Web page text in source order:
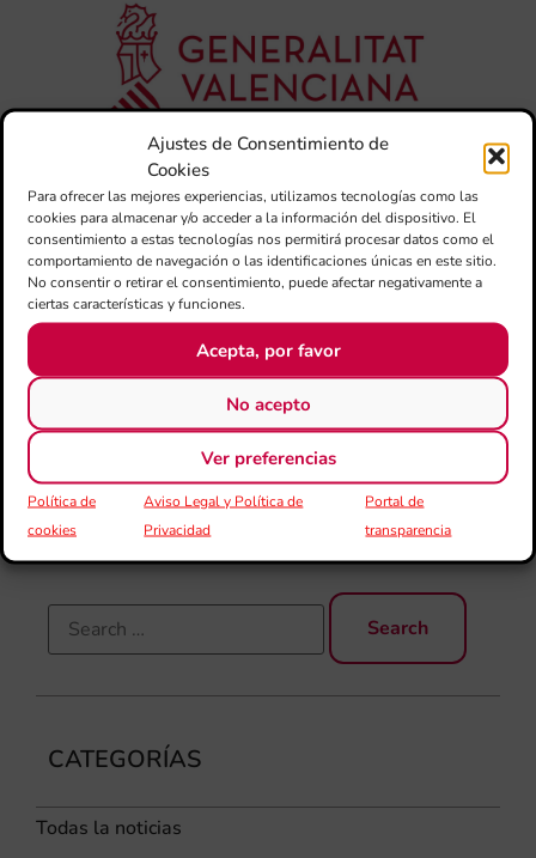
Ajustes de Consentimiento de
Cookies
Para ofrecer las mejores experiencias, utilizamos tecnologías como las
cookies para almacenar y/o acceder a la información del dispositivo. El
consentimiento a estas tecnologías nos permitirá procesar datos como el
comportamiento de navegación o las identificaciones únicas en este sitio.
No consentir o retirar el consentimiento, puede afectar negativamente a
ciertas características y funciones.
Acepta, por favor
No acepto
Ver preferencias
Política de
cookies
Aviso Legal y Política de
Privacidad
Portal de
transparencia
CATEGORÍAS
Todas la noticias